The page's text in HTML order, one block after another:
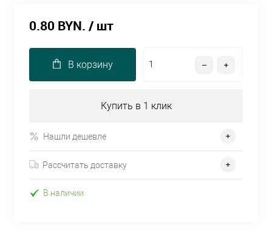
0.80 BYN. / шт
В корзину
Купить в 1 клик
Нашли дешевле
Рассчитать доставку
В наличии